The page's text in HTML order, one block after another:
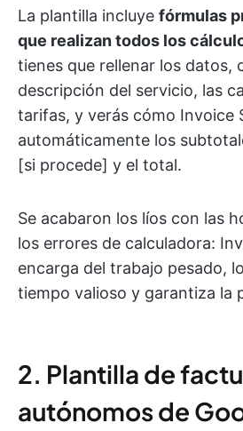
La plantilla incluye fórmulas
que realizan todos los
tienes que rellenar los datos,
descripción del servicio, las
tarifas, y verás cómo Invoice
automáticamente los
[si procede] y el total.
Se acabaron los líos con las
los errores de calculadora:
encarga del trabajo pesado,
tiempo valioso y garantiza la
2. Plantilla de
autónomos de